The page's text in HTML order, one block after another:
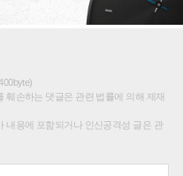
훼손하는 댓글은 관련 법률에 의해 제재
내용에 포함되거나 인신공격성 글은 관